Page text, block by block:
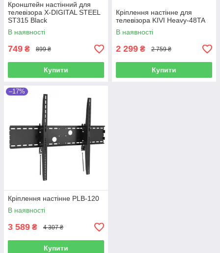
Кронштейн настінний для
телевізора X-DIGITAL STEEL
ST315 Black
В наявності
749 ₴ 899 ₴
Купити
Кріплення настінне для
телевізора KIVI Heavy-48TA
В наявності
2 299 ₴ 2 759 ₴
Купити
–17%
Кріплення настінне PLB-120
В наявності
3 589 ₴ 4 307 ₴
Купити